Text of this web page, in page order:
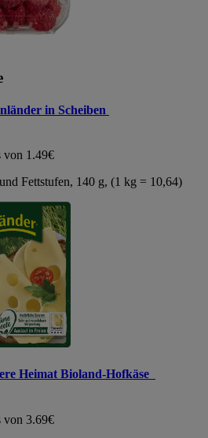
in Scheiben
von 1.49€
Fettstufen, 140 g, (1 kg = 10,64)
Heimat Bioland-Hofkäse
von 3.69€